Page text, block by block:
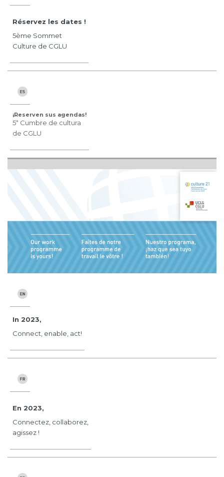
Réservez les dates !
5ème Sommet
Culture de CGLU
¡Reserven sus agendas!
5ª Cumbre de cultura
de CGLU
In 2023,
Connect, enable, act!
En 2023,
Connectez, collaborez,
agissez !